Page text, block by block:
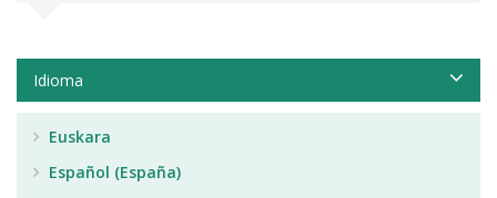
Idioma
Euskara
Español (España)